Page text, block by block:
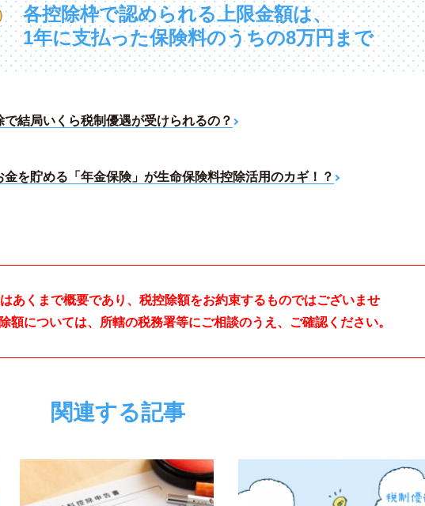
各控除枠で認められる上限金額は、
1年に支払った保険料のうちの8万円まで
結局いくら税制優遇が受けられるの？
金を貯める「年金保険」が生命保険料控除活用のカギ！？
あくまで概要であり、税控除額をお約束するものではございませ
額については、所轄の税務署等にご相談のうえ、ご確認ください。
関連する記事